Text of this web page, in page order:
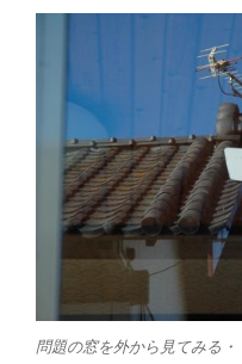
問題の窓を外から見てみる